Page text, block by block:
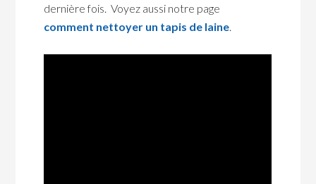
dernière fois. Voyez aussi notre page
comment nettoyer un tapis de laine